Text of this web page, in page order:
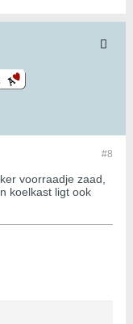
#8
voorraadje zaad,
koelkast ligt ook